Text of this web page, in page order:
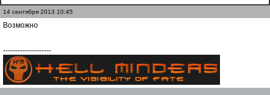
14 сентября 2013 10:45
Возможно
--------------------